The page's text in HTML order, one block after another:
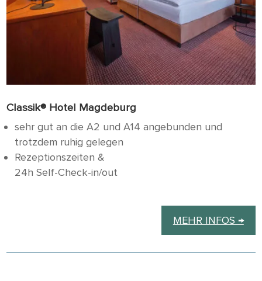
Classik® Hotel Magdeburg
sehr gut an die A2 und A14 angebunden und
trotzdem ruhig gelegen
Rezeptionszeiten &
24h Self-Check-in/out
MEHR INFOS →